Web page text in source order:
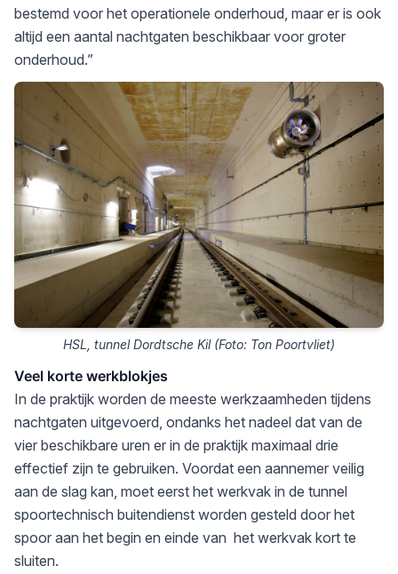
bestemd voor het operationele onderhoud, maar er is ook
altijd een aantal nachtgaten beschikbaar voor groter
onderhoud.”
HSL, tunnel Dordtsche Kil (Foto: Ton Poortvliet)
Veel korte werkblokjes
In de praktijk worden de meeste werkzaamheden tijdens
nachtgaten uitgevoerd, ondanks het nadeel dat van de
vier beschikbare uren er in de praktijk maximaal drie
effectief zijn te gebruiken. Voordat een aannemer veilig
aan de slag kan, moet eerst het werkvak in de tunnel
spoortechnisch buitendienst worden gesteld door het
spoor aan het begin en einde van het werkvak kort te
sluiten.